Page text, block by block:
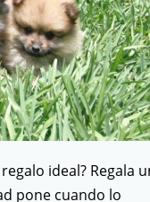
ideal? Regala
pone cuando lo